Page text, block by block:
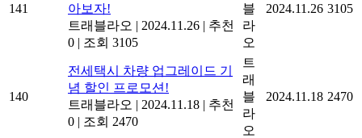
141
아보자!
트래블라오 | 2024.11.26 | 추천
0 | 조회 3105
블
라
오
2024.11.26 3105
140
전세택시 차량 업그레이드 기
념 할인 프로모션!
트래블라오 | 2024.11.18 | 추천
0 | 조회 2470
트
래
블
라
오
2024.11.18 2470